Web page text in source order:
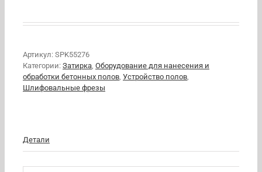
Артикул: SPK55276
Категории: Затирка, Оборудование для нанесения и
обработки бетонных полов, Устройство полов,
Шлифовальные фрезы
Детали